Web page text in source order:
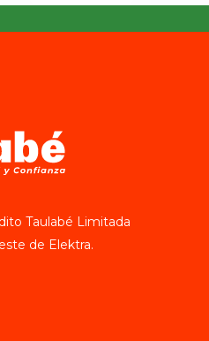
Taulabé Limitada
de Elektra.